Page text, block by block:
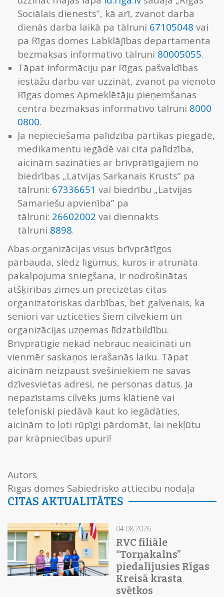
Sociālais dienests”, kā arī, zvanot darba
dienās darba laikā pa tālruni 67105048 vai
pa Rīgas domes Labklājības departamenta
bezmaksas informatīvo tālruni 80005055.
Tāpat informāciju par Rīgas pašvaldības
iestāžu darbu var uzzināt, zvanot pa vienoto
Rīgas domes Apmeklētāju pieņemšanas
centra bezmaksas informatīvo tālruni 8000
0800.
Ja nepieciešama palīdzība pārtikas piegādē,
medikamentu iegādē vai cita palīdzība,
aicinām sazināties ar brīvprātīgajiem no
biedrības „Latvijas Sarkanais Krusts” pa
tālruni: 67336651 vai biedrību „Latvijas
Samariešu apvienība” pa
tālruni: 26602002 vai diennakts
tālruni 8898.
Abas organizācijas visus brīvprātīgos
pārbauda, slēdz līgumus, kuros ir atrunāta
pakalpojuma sniegšana, ir nodrošinātas
atšķirības zīmes un precizētas citas
organizatoriskas darbības, bet galvenais, ka
seniori var uzticēties šiem cilvēkiem un
organizācijas uzņemas līdzatbildību.
Brīvprātīgie nekad nebrauc neaicināti un
vienmēr saskaņos ierašanās laiku. Tāpat
aicinām neizpaust svešiniekiem ne savas
dzīvesvietas adresi, ne personas datus. Ja
nepazīstams cilvēks jums klātienē vai
telefoniski piedāvā kaut ko iegādāties,
aicinām to ļoti rūpīgi pārdomāt, lai nekļūtu
par krāpniecības upuri!
Autors
Rīgas domes Sabiedrisko attiecību nodaļa
CITAS AKTUALITĀTES
04.08.2026.
RVC filiāle
“Torņakalns”
piedalījusies Rīgas
Kreisā krasta
svētkos